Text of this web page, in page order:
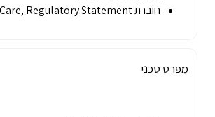
חוברת Use, Care, Regulatory Statement
מפרט טכני